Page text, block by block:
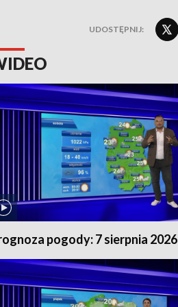
UDOSTĘPNIJ:
pogody: 7 sierpnia 2026